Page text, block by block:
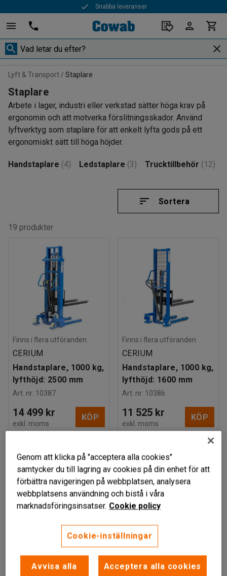
Snabba leveranser
Lyft & Transport Staplare
Staplare
Arbete i lager, industri eller verkstad sätter höga krav på
ergonomin och att motverka förslitningsskador. Använd
lyftverktyg som staplare för att enkelt lyfta gods på ett
ergonomiskt sätt till höga höjder.
Handstaplare (4) Ledstaplare (3) Trucktillbehör (12)
Sortera
19 produkter
Finns i flera utföranden
CERIUM
Handstaplare, 1000 kg,
lyfthöjd: 2500 mm
Art. nr: 10387
14 499 kr
exkl. moms
KÖP
Finns i flera utföranden
CERIUM
Handstaplare, 1000 kg,
lyfthöjd: 1600 mm
Art. nr: 10386
11 525 kr
exkl. moms
KÖP
Fatgripsaggregat, för
Finns i flera utföranden
TITAN
Handstaplare, 1500 kg,
Genom att klicka på "acceptera alla cookies"
samtycker du till lagring av cookies på din enhet för att
förbättra navigeringen på webbplatsen, analysera
webbplatsens användning och bistå i våra
marknadsföringsinsatser. Cookie policy
Cookie-inställningar
Avvisa alla Acceptera alla cookies